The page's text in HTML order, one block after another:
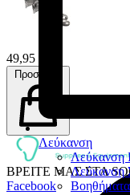
Λεύκανση
Λεύκανση
Λεύκανση
49,95 €
Προσθήκη
ΒΡΕΙΤΕ ΜΑΣ ΣΤΑ
Facebook